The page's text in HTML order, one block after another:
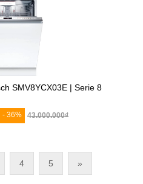
SMV8YCX03E | Serie 8
- 36% 43.000.000₫
4 5 »